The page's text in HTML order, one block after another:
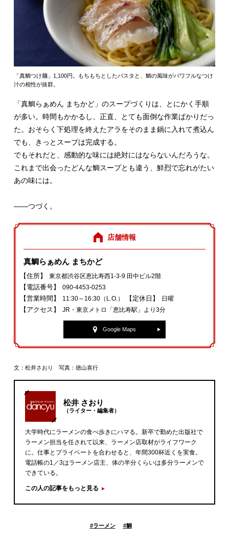
「真鯛つけ麺」1,100円。もちもちとしたパスタと、鯛の風味がパワフルなつけ
汁の相性が抜群。
「真鯛らぁめん まちかど」のスープづくりは、とにかく手順
が多い。時間もかかるし、正直、とても面倒な作業ばかりだっ
た。おそらく下処理を終えたアラをそのまま鍋に入れて煮込ん
でも、きっとスープは完成する。
でもそれだと、感動的な味には絶対にはならないんだろうな。
これまで出会ったどんな鯛スープとも違う、鮮烈で忘れがたい
あの味には。
――つづく。
店舗情報
真鯛らぁめん まちかど
【住所】 東京都渋谷区恵比寿西1‐3‐9 田中ビル2階
【電話番号】 090‐4453‐0253
【営業時間】 11:30～16:30（L.O.） 【定休日】 日曜
【アクセス】 JR・東京メトロ「恵比寿駅」より3分
Google Maps
文：松井さおり 写真：徳山喜行
松井 さおり
（ライター・編集者）
大学時代にラーメンの食べ歩きにハマる。新卒で勤めた出版社で
ラーメン担当を任されて以来、ラーメン店取材がライフワーク
に。仕事とプライベートを合わせると、年間300杯近くを実食。
電話帳の1／3はラーメン店主、体の半分くらいは多分ラーメンで
できている。
この人の記事をもっと見る
#ラーメン #鯛